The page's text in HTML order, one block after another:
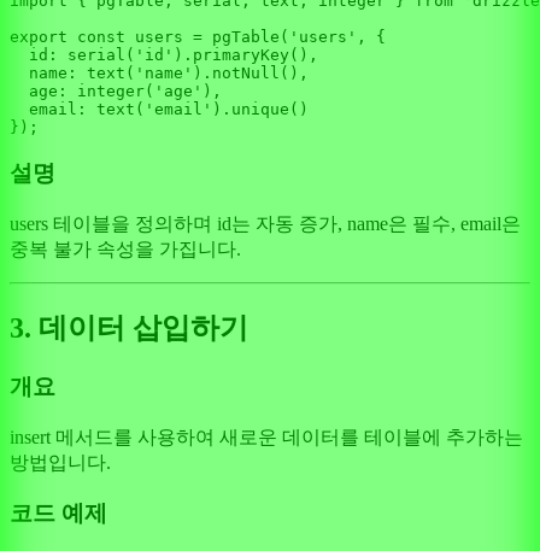
export
const users = pgTable ( 'users' , {
id : serial ( 'id' ). primaryKey (),
name : text ( 'name' ). notNull (),
age : integer( 'age' ),
email : text ( 'email' ). unique ()
설명
users 테이블을 정의하며 id는 자동 증가, name은 필수, email은
중복 불가 속성을 가집니다.
3. 데이터 삽입하기
개요
insert 메서드를 사용하여 새로운 데이터를 테이블에 추가하는
방법입니다.
코드 예제